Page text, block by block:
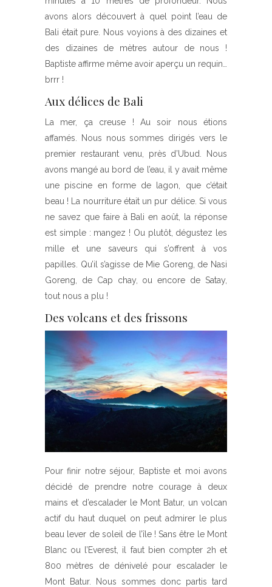
avons alors découvert à quel point l’eau de
Bali était pure. Nous voyions à des dizaines et
des dizaines de mètres autour de nous !
Baptiste affirme même avoir aperçu un requin…
brrr !
Aux délices de Bali
La mer, ça creuse ! Au soir nous étions
affamés. Nous nous sommes dirigés vers le
premier restaurant venu, près d’Ubud. Nous
avons mangé au bord de l’eau, il y avait même
une piscine en forme de lagon, que c’était
beau ! La nourriture était un pur délice. Si vous
ne savez que faire à Bali en août, la réponse
est simple : mangez ! Ou plutôt, dégustez les
mille et une saveurs qui s’offrent à vos
papilles. Qu’il s’agisse de Mie Goreng, de Nasi
Goreng, de Cap chay, ou encore de Satay,
tout nous a plu !
Des volcans et des frissons
Pour finir notre séjour, Baptiste et moi avons
décidé de prendre notre courage à deux
mains et d’escalader le Mont Batur, un volcan
actif du haut duquel on peut admirer le plus
beau lever de soleil de l’île ! Sans être le Mont
Blanc ou l’Everest, il faut bien compter 2h et
800 mètres de dénivelé pour escalader le
Mont Batur. Nous sommes donc partis tard